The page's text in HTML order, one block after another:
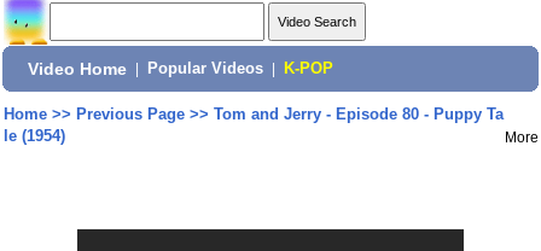
Video Home Popular Videos K-POP
Home>> Previous Page>> Tom and Jerry - Episode 80 - Puppy Ta
le (1954)
More